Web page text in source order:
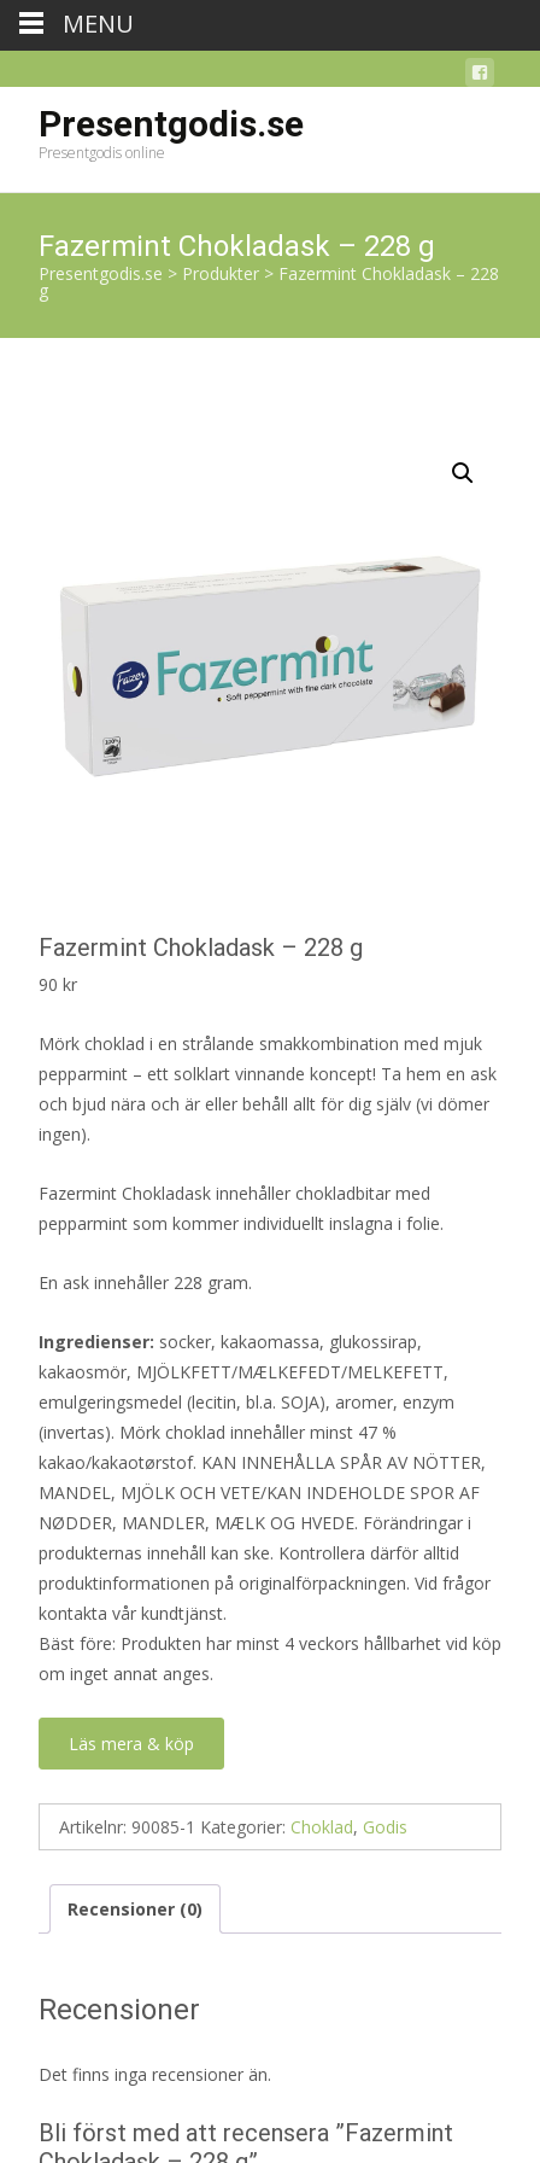
Presentgodis.se
Presentgodis online
Fazermint Chokladask – 228 g
Presentgodis.se > Produkter > Fazermint Chokladask – 228
g
Fazermint Chokladask – 228 g
90 kr
Mörk choklad i en strålande smakkombination med mjuk
pepparmint – ett solklart vinnande koncept! Ta hem en ask
och bjud nära och är eller behåll allt för dig själv (vi dömer
ingen).
Fazermint Chokladask innehåller chokladbitar med
pepparmint som kommer individuellt inslagna i folie.
En ask innehåller 228 gram.
Ingredienser: socker, kakaomassa, glukossirap,
kakaosmör, MJÖLKFETT/MÆLKEFEDT/MELKEFETT,
emulgeringsmedel (lecitin, bl.a. SOJA), aromer, enzym
(invertas). Mörk choklad innehåller minst 47 %
kakao/kakaotørstof. KAN INNEHÅLLA SPÅR AV NÖTTER,
MANDEL, MJÖLK OCH VETE/KAN INDEHOLDE SPOR AF
NØDDER, MANDLER, MÆLK OG HVEDE. Förändringar i
produkternas innehåll kan ske. Kontrollera därför alltid
produktinformationen på originalförpackningen. Vid frågor
kontakta vår kundtjänst.
Bäst före: Produkten har minst 4 veckors hållbarhet vid köp
om inget annat anges.
Läs mera & köp
Artikelnr: 90085-1 Kategorier: Choklad, Godis
Recensioner (0)
Recensioner
Det finns inga recensioner än.
Bli först med att recensera ”Fazermint
MENU